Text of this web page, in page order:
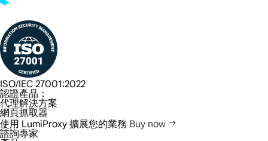
ISO/IEC 27001:2022
認證產品：
代理解決方案
網頁抓取器
使用 LumiProxy 擴展您的業務 Buy now
諮詢專家